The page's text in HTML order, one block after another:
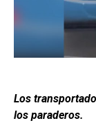
Los
los paraderos.